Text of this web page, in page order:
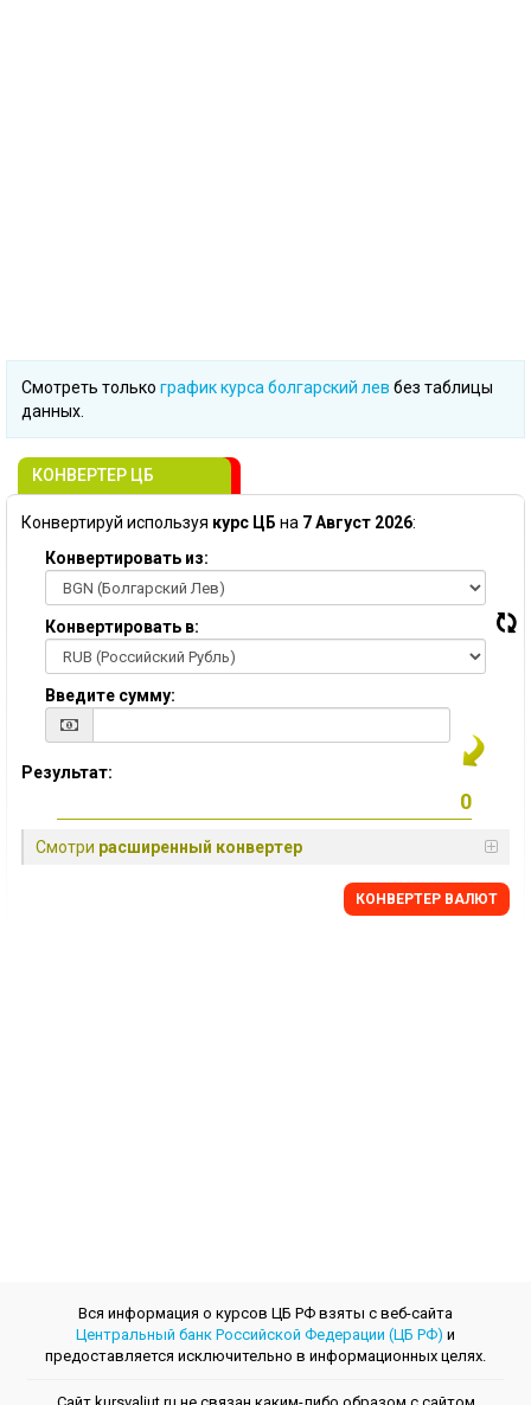
Смотреть только график курса болгарский лев без таблицы
данных.
КОНВЕРТЕР ЦБ
Конвертируй используя курс ЦБ на 7 Август 2026:
Конвертировать из:
Конвертировать в:
Введите сумму:
Результат:
Смотри расширенный конвертер
КОНВЕРТЕР ВАЛЮТ
Вся информация о курсов ЦБ РФ взяты с веб-сайта
Центральный банк Российской Федерации (ЦБ РФ) и
предоставляется исключительно в информационных целях.